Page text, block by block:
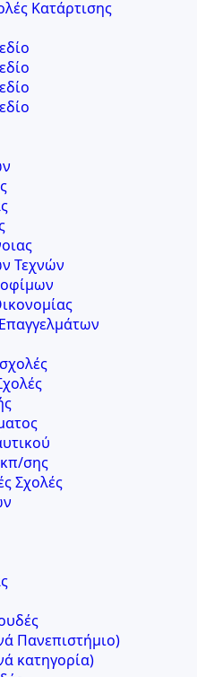
Κατάρτισης
Τεχνών
σης
Σχολές
Πανεπιστήμιο)
κατηγορία)